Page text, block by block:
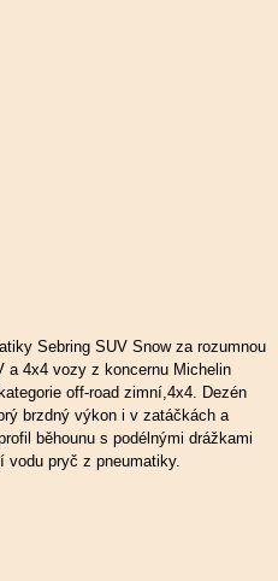
Sebring SUV Snow za rozumnou
a 4x4 vozy z koncernu Michelin
off-road zimní,4x4. Dezén
brzdný výkon i v zatáčkách a
běhounu s podélnými drážkami
vodu pryč z pneumatiky.